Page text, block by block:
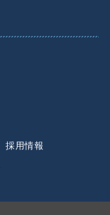
採用情報